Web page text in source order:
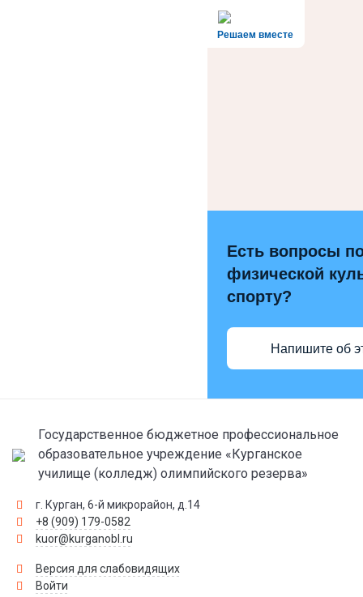
Решаем вместе
Есть вопросы
физической
спорту?
Напишите об
Государственное бюджетное профессиональное
образовательное учреждение «Курганское
училище (колледж) олимпийского резерва»
г. Курган, 6-й микрорайон, д.14
+8 (909) 179-0582
kuor@kurganobl.ru
Версия для слабовидящих
Войти